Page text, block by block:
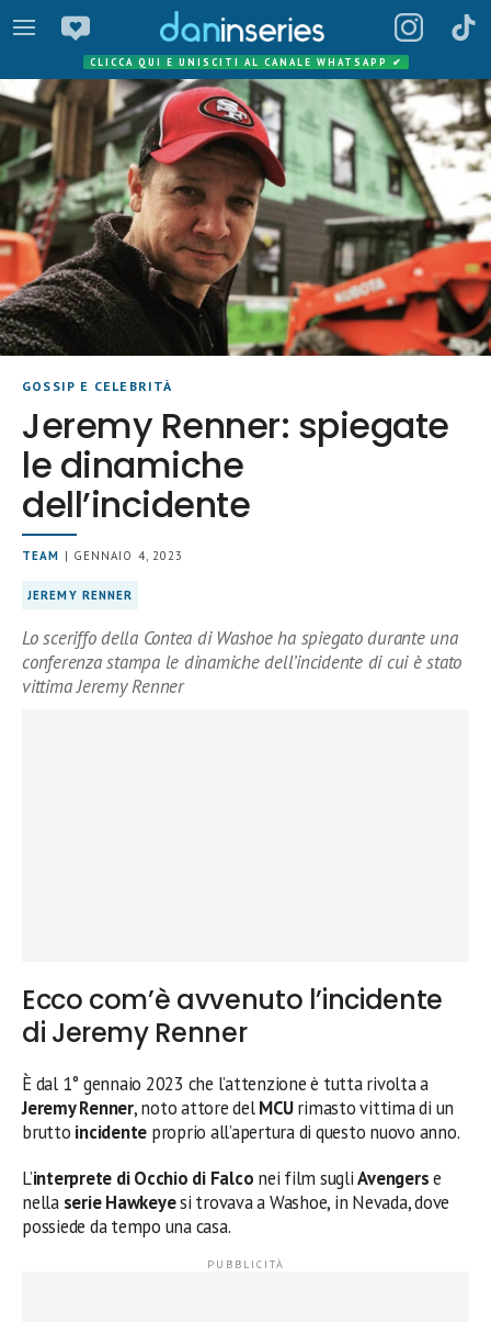
CLICCA QUI E UNISCITI AL CANALE WHATSAPP ✔
GOSSIP E CELEBRITÀ
Jeremy Renner: spiegate
le dinamiche
dell’incidente
TEAM | GENNAIO 4, 2023
JEREMY RENNER
Lo sceriffo della Contea di Washoe ha spiegato durante una
conferenza stampa le dinamiche dell’incidente di cui è stato
vittima Jeremy Renner
Ecco com’è avvenuto l’incidente
di Jeremy Renner
È dal 1° gennaio 2023 che l’attenzione è tutta rivolta a
Jeremy Renner, noto attore delMCUrimasto vittima di un
brutto incidente proprio all’apertura di questo nuovo anno.
L’interprete di Occhio di Falco nei film sugliAvengerse
nella serie Hawkeyesi trovava a Washoe, in Nevada, dove
possiede da tempo una casa.